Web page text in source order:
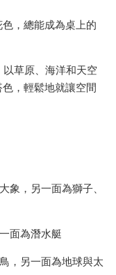
，總能成為桌上的
以草原、海洋和天空
，輕鬆地就讓空間
象，另一面為獅子、
面為潛水艇
，另一面為地球與太